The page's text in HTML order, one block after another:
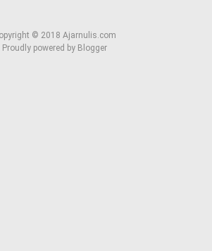
© 2018 Ajarnulis.com
Proudly powered by Blogger